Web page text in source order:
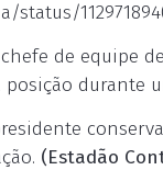
de equipe
durante
(Estadão